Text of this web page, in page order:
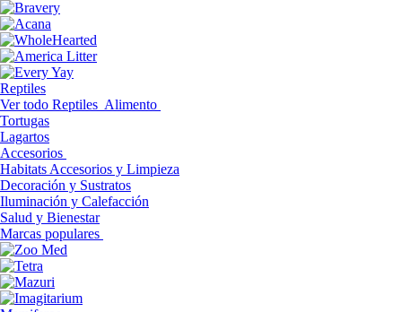
Reptiles
Ver todo Reptiles Alimento
Tortugas
Lagartos
Accesorios
Habitats Accesorios y Limpieza
Decoración y Sustratos
Iluminación y Calefacción
Salud y Bienestar
Marcas populares